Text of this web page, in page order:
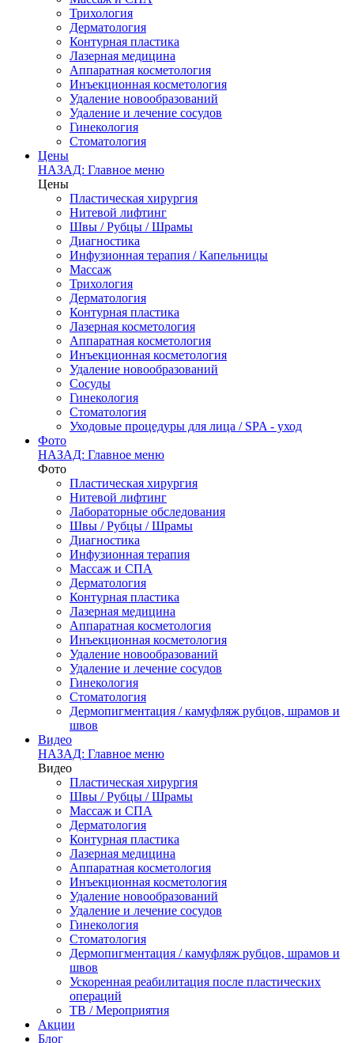
Трихология
Дерматология
Контурная пластика
Лазерная медицина
Аппаратная косметология
Инъекционная косметология
Удаление новообразований
Удаление и лечение сосудов
Гинекология
Стоматология
Цены
НАЗАД: Главное меню
Цены
Пластическая хирургия
Нитевой лифтинг
Швы / Рубцы / Шрамы
Диагностика
Инфузионная терапия / Капельницы
Массаж
Трихология
Дерматология
Контурная пластика
Лазерная косметология
Аппаратная косметология
Инъекционная косметология
Удаление новообразований
Сосуды
Гинекология
Стоматология
Уходовые процедуры для лица / SPA - уход
Фото
НАЗАД: Главное меню
Фото
Пластическая хирургия
Нитевой лифтинг
Лабораторные обследования
Швы / Рубцы / Шрамы
Диагностика
Инфузионная терапия
Массаж и СПА
Дерматология
Контурная пластика
Лазерная медицина
Аппаратная косметология
Инъекционная косметология
Удаление новообразований
Удаление и лечение сосудов
Гинекология
Стоматология
Дермопигментация / камуфляж рубцов, шрамов и
швов
Видео
НАЗАД: Главное меню
Видео
Пластическая хирургия
Швы / Рубцы / Шрамы
Массаж и СПА
Дерматология
Контурная пластика
Лазерная медицина
Аппаратная косметология
Инъекционная косметология
Удаление новообразований
Удаление и лечение сосудов
Гинекология
Стоматология
Дермопигментация / камуфляж рубцов, шрамов и
швов
Ускоренная реабилитация после пластических
операций
ТВ / Мероприятия
Акции
Блог